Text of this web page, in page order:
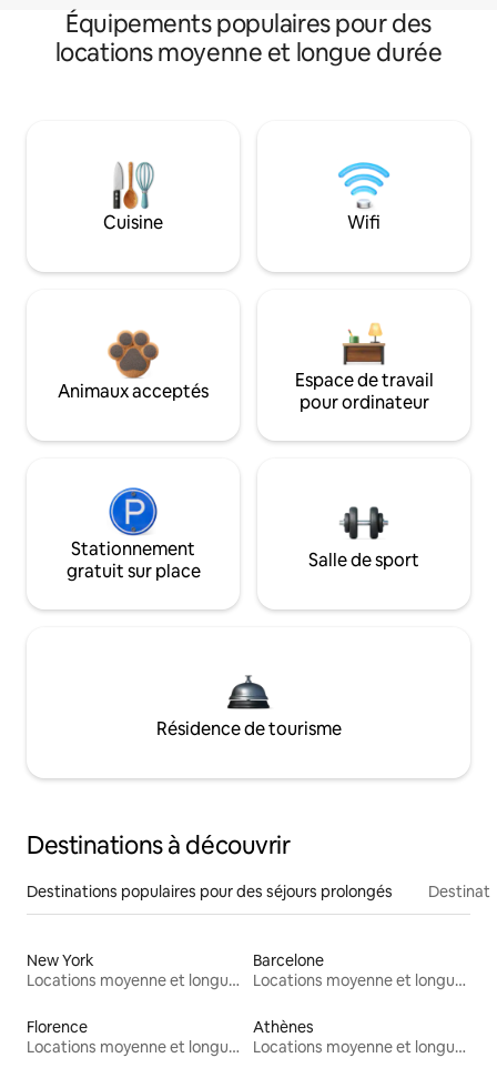
Équipements populaires pour des
locations moyenne et longue durée
Cuisine Wifi
Animaux acceptés
Espace de travail
pour ordinateur
Stationnement
gratuit sur place
Salle de sport
Résidence de tourisme
Destinations à découvrir
Destinations populaires pour des séjours prolongés
New York
Locations moyenne et longue durée
Barcelone
Locations moyenne et longue durée
Florence
Locations moyenne et longue durée
Athènes
Locations moyenne et longue durée